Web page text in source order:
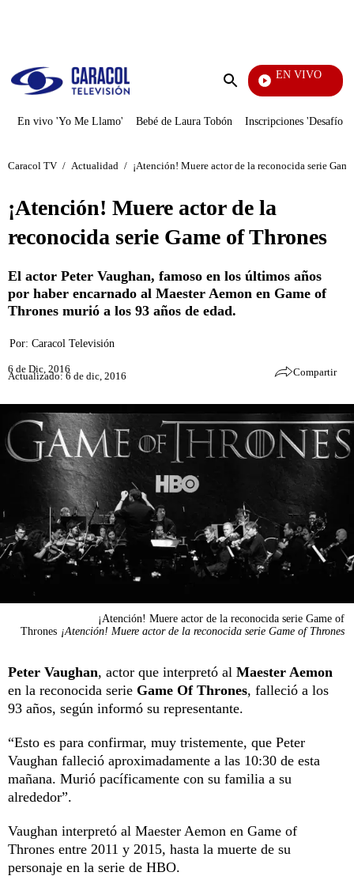
Enviar
EN VIVO
Pura Diversión
En vivo 'Yo Me Llamo' Bebé de Laura Tobón Inscripciones 'Desafío'
Caracol TV / Actualidad / ¡Atención! Muere actor de la reconocida serie
¡Atención! Muere actor de la
reconocida serie Game of Thrones
El actor Peter Vaughan, famoso en los últimos años
por haber encarnado al Maester Aemon en Game of
Thrones murió a los 93 años de edad.
Por: Caracol Televisión
6 de Dic, 2016
Actualizado: 6 de dic, 2016 Compartir
¡Atención! Muere actor de la reconocida serie Game of
Thrones ¡Atención! Muere actor de la reconocida serie Game of Thrones
Peter Vaughan, actor que interpretó al Maester Aemon
en la reconocida serie Game Of Thrones, falleció a los
93 años, según informó su representante.
“Esto es para confirmar, muy tristemente, que Peter
Vaughan falleció aproximadamente a las 10:30 de esta
mañana. Murió pacíficamente con su familia a su
alrededor”.
Vaughan interpretó al Maester Aemon en Game of
Thrones entre 2011 y 2015, hasta la muerte de su
personaje en la serie de HBO.